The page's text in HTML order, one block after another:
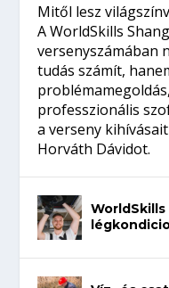
Mitől lesz
A WorldSkills
versenyszámában
tudás számít,
professzionális
a verseny
Horváth Dávidot.